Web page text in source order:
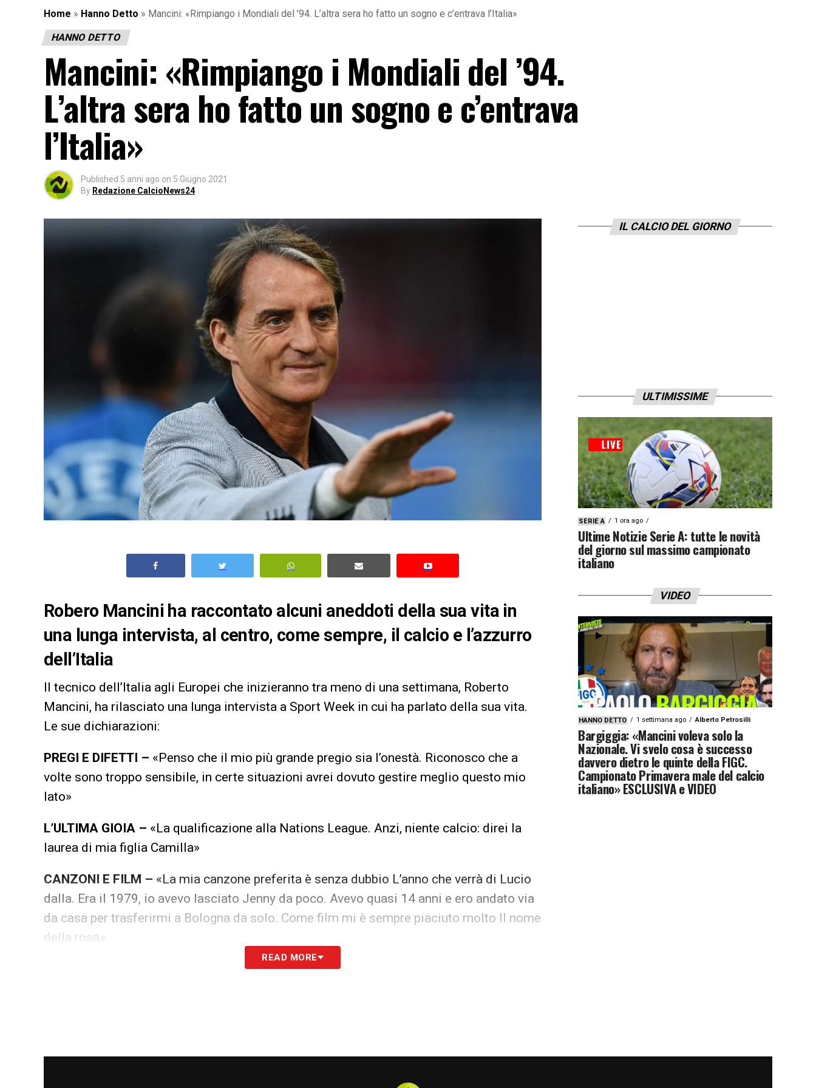
Home » Hanno Detto » Mancini: «Rimpiango i Mondiali del ’94. L’altra sera ho fatto un sogno e c’entrava l’Italia»
HANNO DETTO
Mancini: «Rimpiango i Mondiali del ’94.
L’altra sera ho fatto un sogno e c’entrava
l’Italia»
Published 5 anni ago on 5 Giugno 2021
By Redazione CalcioNews24
Robero Mancini ha raccontato alcuni aneddoti della sua vita in
una lunga intervista, al centro, come sempre, il calcio e l’azzurro
dell’Italia
Il tecnico dell’Italia agli Europei che inizieranno tra meno di una settimana, Roberto
Mancini, ha rilasciato una lunga intervista a Sport Week in cui ha parlato della sua vita.
Le sue dichiarazioni:
PREGI E DIFETTI – «Penso che il mio più grande pregio sia l’onestà. Riconosco che a
volte sono troppo sensibile, in certe situazioni avrei dovuto gestire meglio questo mio
lato»
L’ULTIMA GIOIA – «La qualificazione alla Nations League. Anzi, niente calcio: direi la
laurea di mia figlia Camilla»
CANZONI E FILM – «La mia canzone preferita è senza dubbio L’anno che verrà di Lucio
dalla. Era il 1979, io avevo lasciato Jenny da poco. Avevo quasi 14 anni e ero andato via
da casa per trasferirmi a Bologna da solo. Come film mi è sempre piaciuto molto Il nome
della rosa»
«Per rilassarmi oggi gioco a paddle, vado a correre o leggo un po’»
READ MORE
IL CALCIO DEL GIORNO
ULTIMISSIME
SERIE A 1 ora ago
Ultime Notizie Serie A: tutte le novità
del giorno sul massimo campionato
italiano
VIDEO
HANNO DETTO 1 settimana ago Alberto Petrosilli
Bargiggia: «Mancini voleva solo la
Nazionale. Vi svelo cosa è successo
davvero dietro le quinte della FIGC.
Campionato Primavera male del calcio
italiano» ESCLUSIVA e VIDEO